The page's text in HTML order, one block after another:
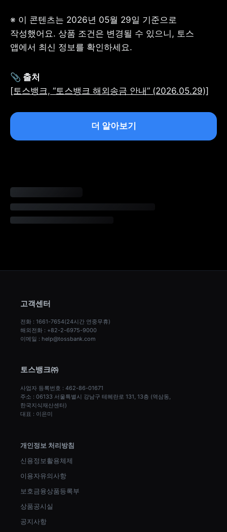
※ 이 콘텐츠는 2026년 05월 29일 기준으로
작성했어요. 상품 조건은 변경될 수 있으니, 토스
앱에서 최신 정보를 확인하세요.
[토스뱅크, “토스뱅크 해외송금 안내” (2026.05.29)]
더 알아보기
고객센터
전화 : 1661-7654(24시간 연중무휴)
해외전화 : +82-2-6975-9000
이메일 : help@tossbank.com
토스뱅크㈜
사업자 등록번호 : 462-86-01671
주소 : 06133 서울특별시 강남구 테헤란로 131, 13층 (역삼동,
한국지식재산센터)
대표 : 이은미
개인정보 처리방침
신용정보활용체제
이용자유의사항
보호금융상품등록부
상품공시실
공지사항